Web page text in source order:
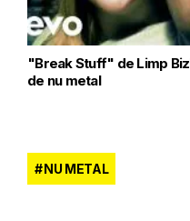
"Break Stuff" de Limp
de nu metal
NU METAL